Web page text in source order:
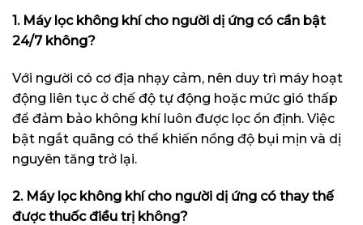
1. Máy lọc không khí cho người dị ứng có cần bật
24/7 không?
Với người có cơ địa nhạy cảm, nên duy trì máy hoạt
động liên tục ở chế độ tự động hoặc mức gió thấp
để đảm bảo không khí luôn được lọc ổn định. Việc
bật ngắt quãng có thể khiến nồng độ bụi mịn và dị
nguyên tăng trở lại.
2. Máy lọc không khí cho người dị ứng có thay thế
được thuốc điều trị không?